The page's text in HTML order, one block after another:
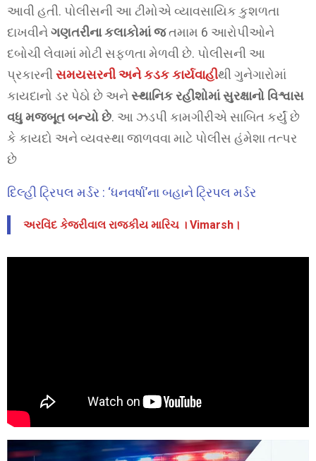
આવી હતી. પોલીસની આ ટીમોએ વ્યાવસાયિક કુશળતા
દાખવીનેગણતરીના કલાકોમાં જતમામ 6 આરોપીઓને
દબોચી લેવામાં મોટી સફળતા મેળવી છે. પોલીસની આ
પ્રકારનીસમયસરની અને કડક કાર્યવાહીથી ગુનેગારોમાં
કાયદાનો ડર પેઠો છે અનેસ્થાનિક રહીશોમાં સુરક્ષાનો વિશ્વાસ
વધુ મજબૂત બન્યો છે. આ ઝડપી કામગીરીએ સાબિત કર્યું છે
કે કાયદો અને વ્યવસ્થા જાળવવા માટે પોલીસ હંમેશા તત્પર
છે
દિલ્હી ટ્રિપલ મર્ડર : ‘ધનવર્ષા’ના બહાને ટ્રિપલ મર્ડર
અરવિંદ કેજરીવાલ રાજકીય મારિચ । Vimarsh।